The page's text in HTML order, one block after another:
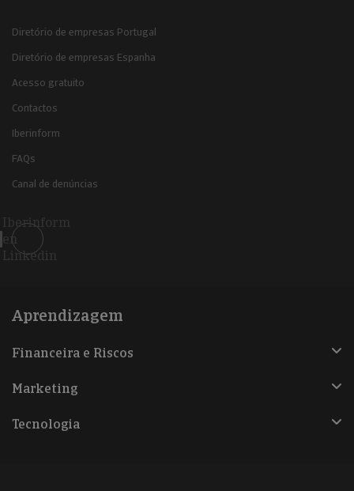
Diretório de empresas Portugal
Diretório de empresas Espanha
Acesso gratuito
Contactos
Iberinform
FAQs
Canal de denúncias
Iberinform
en
Linkedin
Aprendizagem
Financeira e Riscos
Marketing
Tecnologia